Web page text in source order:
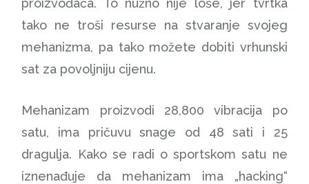
proizvođača. To nužno nije loše, jer tvrtka
tako ne troši resurse na stvaranje svojeg
mehanizma, pa tako možete dobiti vrhunski
sat za povoljniju cijenu.
Mehanizam proizvodi 28,800 vibracija po
satu, ima pričuvu snage od 48 sati i 25
dragulja. Kako se radi o sportskom satu ne
iznenađuje da mehanizam ima „hacking“